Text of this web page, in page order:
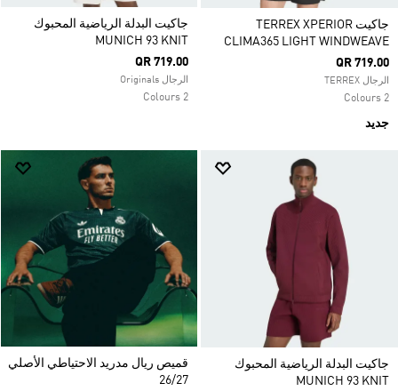
جاكيت TERREX XPERIOR
CLIMA365 LIGHT WINDWEAVE
QR 719.00
الرجال TERREX
2 Colours
جديد
جاكيت البدلة الرياضية المحبوك
MUNICH 93 KNIT
QR 719.00
الرجال Originals
2 Colours
جاكيت البدلة الرياضية المحبوك
MUNICH 93 KNIT
قميص ريال مدريد الاحتياطي الأصلي
26/27